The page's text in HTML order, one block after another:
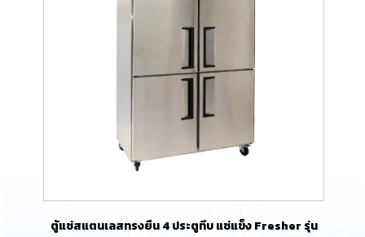
ตู้แช่สแตนเลสทรงยืน 4 ประตูทึบ แช่แข็ง Fresher รุ่น